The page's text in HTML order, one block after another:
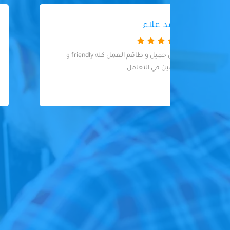
ايناس محمد خميس
ربنا يبارك له و يجعل كل حاجة بيعملها في
ميزان حسناته دكتور انسان بكل ما تحمله
شغله و لما بيطلب علاج او اشاعات بتبقي
فعلا الحالة محتاجة بيحاول علي قد ما يقدر ما